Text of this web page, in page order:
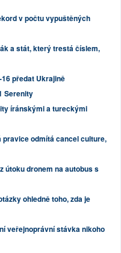
v počtu vypuštěných
a stát, který trestá číslem,
předat Ukrajině
Serenity
íránskými a tureckými
pravice odmítá cancel culture,
útoku dronem na autobus s
ohledně toho, zda je
veřejnoprávní stávka nikoho